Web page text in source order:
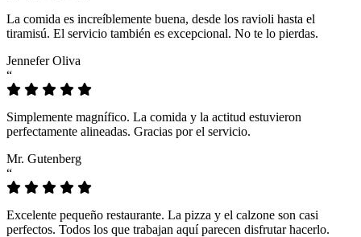
La comida es increíblemente buena, desde los ravioli hasta el
tiramisú. El servicio también es excepcional. No te lo pierdas.
Jennefer Oliva
“
Simplemente magnífico. La comida y la actitud estuvieron
perfectamente alineadas. Gracias por el servicio.
Mr. Gutenberg
“
Excelente pequeño restaurante. La pizza y el calzone son casi
perfectos. Todos los que trabajan aquí parecen disfrutar hacerlo.